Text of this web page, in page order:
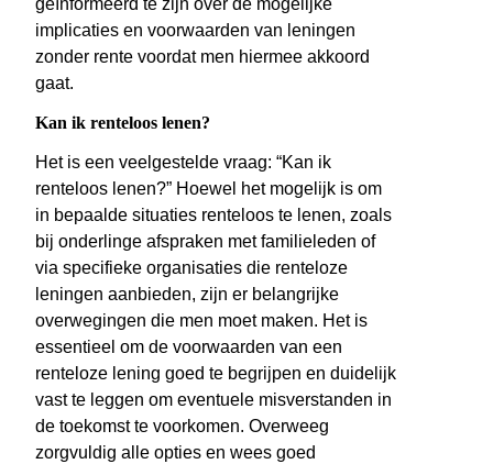
geïnformeerd te zijn over de mogelijke
implicaties en voorwaarden van leningen
zonder rente voordat men hiermee akkoord
gaat.
Kan ik renteloos lenen?
Het is een veelgestelde vraag: “Kan ik
renteloos lenen?” Hoewel het mogelijk is om
in bepaalde situaties renteloos te lenen, zoals
bij onderlinge afspraken met familieleden of
via specifieke organisaties die renteloze
leningen aanbieden, zijn er belangrijke
overwegingen die men moet maken. Het is
essentieel om de voorwaarden van een
renteloze lening goed te begrijpen en duidelijk
vast te leggen om eventuele misverstanden in
de toekomst te voorkomen. Overweeg
zorgvuldig alle opties en wees goed